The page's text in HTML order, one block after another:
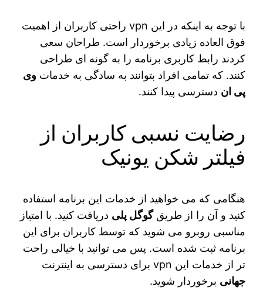
با توجه به اینکه در این vpn راحتی کاربران از اهمیت
فوق العاده زیادی برخوردار است. طراحان سعی
کردند رابط کاربری برنامه را به گونه ای طراحی
کنند. که تمامی افراد بتوانند به سادگی به خدمات وی
پی ان دسترسی پیدا کنند.
رضایت نسبی کاربران از
فیلتر شکن یونیک
هنگامی که می‌ خواهید از خدمات این برنامه استفاده
کنید و آن را از طریقگوگل پلی دریافت کنید. با امتیاز
مناسبی روبرو می‌ شوید که توسط کاربران برای این
برنامه ثبت شده است. پس می‌ توانید با خیالی راحت‌
تر از خدمات این vpn برای دسترسی به اینترنت
جهانی برخوردار شوید.